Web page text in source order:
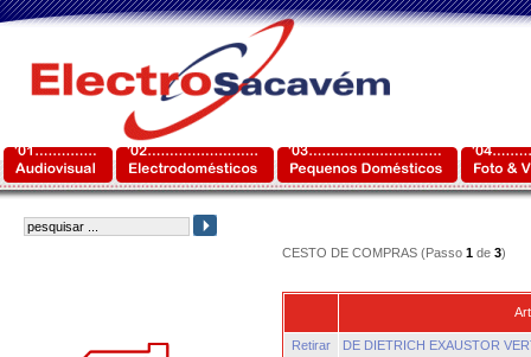
CESTO DE COMPRAS (Passo 1de 3)
Retirar DE DIETRICH EXAUSTOR